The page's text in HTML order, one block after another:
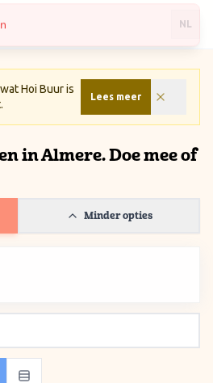
NL
Hoi Buur is
Lees meer
in Almere. Doe mee of
Minder opties